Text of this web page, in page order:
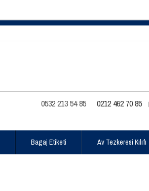
0532 213 54 85 0212 462 70 85
Bagaj Etiketi Av Tezkeresi Kılıfı